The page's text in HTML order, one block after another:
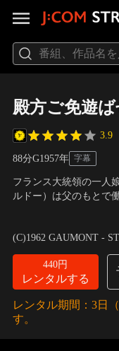
殿方ご免遊
3.9
88分G1957年 字幕
フランス大統領の一人
ルドー）は父のもとで
や、ブリジットは父に
ミシェルにいつ浮気さ
(C)1962 GAUMONT -
440円
レンタルする
レンタル期間：3日
す。